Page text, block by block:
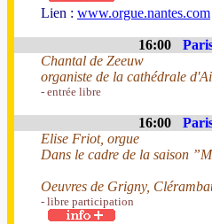
Lien : www.orgue.nantes.com
16:00
Chantal de Zeeuw
organiste de la cathédrale
- entrée libre
16:00
Elise Friot, orgue
Dans le cadre de la saison
Oeuvres de Grigny,
- libre participation